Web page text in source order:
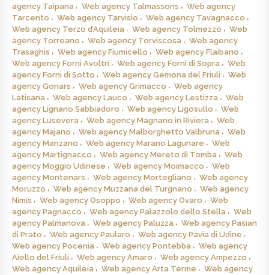
agency Taipana
Web agency Talmassons
Web agency
Tarcento
Web agency Tarvisio
Web agency Tavagnacco
Web agency Terzo d’Aquileia
Web agency Tolmezzo
Web
agency Torreano
Web agency Torviscosa
Web agency
Trasaghis
Web agency Fiumicello
Web agency Flaibano
Web agency Forni Avoltri
Web agency Forni di Sopra
Web
agency Forni di Sotto
Web agency Gemona del Friuli
Web
agency Gonars
Web agency Grimacco
Web agency
Latisana
Web agency Lauco Web agency Lestizza
Web
agency Lignano Sabbiadoro
Web agency Ligosullo
Web
agency Lusevera
Web agency Magnano in Riviera
Web
agency Majano
Web agency Malborghetto Valbruna
Web
agency Manzano
Web agency Marano Lagunare
Web
agency Martignacco
Web agency Mereto di Tomba
Web
agency Moggio Udinese
Web agency Moimacco
Web
agency Montenars
Web agency Mortegliano
Web agency
Moruzzo
Web agency Muzzana del Turgnano
Web agency
Nimis
Web agency Osoppo Web agency Ovaro
Web
agency Pagnacco
Web agency Palazzolo dello Stella
Web
agency Palmanova
Web agency Paluzza
Web agency Pasian
di Prato
Web agency Paularo
Web agency Pavia di Udine
Web agency Pocenia
Web agency Pontebba
Web agency
Aiello del Friuli
Web agency Amaro
Web agency Ampezzo
Web agency Aquileia
Web agency Arta Terme
Web agency